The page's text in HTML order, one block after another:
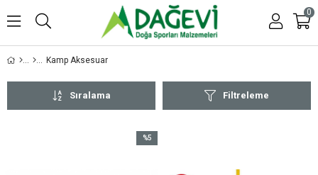
0
Kamp Aksesuar
Filtreleme
Sıralama
%5